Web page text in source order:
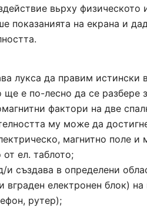
по отношение на последната точка
би трябвало да
вечерни часове, т.е. точно
голяма в жилищните сгради.
полета в тези часове.
Ето защо в жилища, където се
е силно
легло да се наблюдава следната
силно намаляване или увеличаване
преместването на тялото на човека
съжаление при стандартно
земната повърхност достига
останалата част от
вьрху
показанията на екрана и
лукса да правим
ще е по-лесно да се
фактори на две
му може да
магнитно поле и
от ел. таблото;
и създава в определени
вграден електронен блок)
рутер);